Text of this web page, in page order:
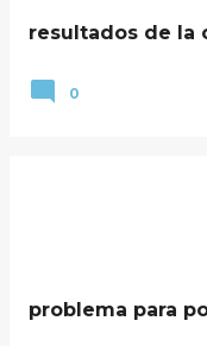
resultados de la
0
problema para